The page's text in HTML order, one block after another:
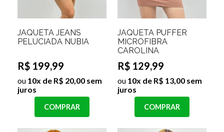
JAQUETA JEANS
PELUCIADA NUBIA
R$ 199,99
ou 10x de R$ 20,00 sem
juros
COMPRAR
JAQUETA PUFFER
MICROFIBRA
CAROLINA
R$ 129,99
ou 10x de R$ 13,00 sem
juros
COMPRAR